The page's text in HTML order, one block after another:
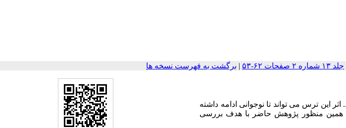
جلد ۱۳ شماره ۲ صفحات ۶۲-۵۳ | برگشت به فهرست نسخه ها
این ترس می تواند تا نوجوانی ادامه داشته
همین منظور پژوهش حاضر با هدف بررسی